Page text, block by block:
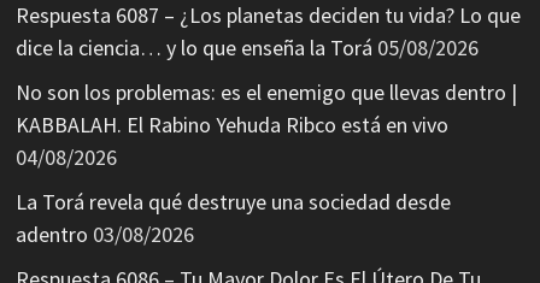
Respuesta 6087 – ¿Los planetas deciden tu vida? Lo que
dice la ciencia… y lo que enseña la Torá 05/08/2026
No son los problemas: es el enemigo que llevas dentro |
KABBALAH. El Rabino Yehuda Ribco está en vivo
04/08/2026
La Torá revela qué destruye una sociedad desde
adentro 03/08/2026